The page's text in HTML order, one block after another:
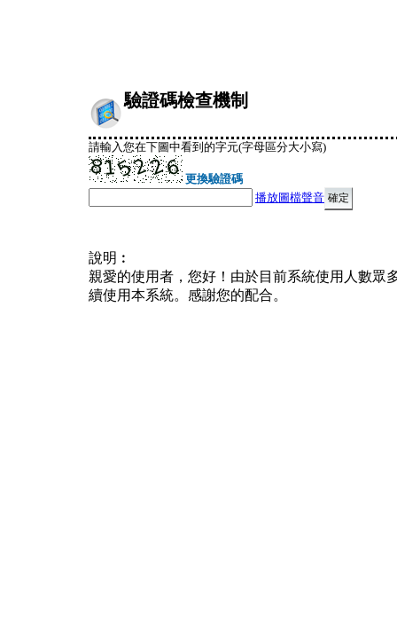
驗證碼檢查機制
請輸入您在下圖中看到的字元(字母區分大小寫)
更換驗證碼
播放圖檔聲音
說明︰
親愛的使用者，您好！由於目前系統使用人數眾
續使用本系統。感謝您的配合。